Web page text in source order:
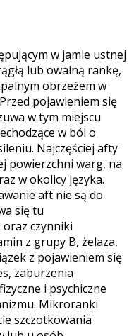
w jamie ustnej
lub owalną rankę,
obrzeżem w
pojawieniem się
w tym miejscu
w ból o
Najczęściej afty
powierzchni warg, na
w okolicy języka.
aft nie są do
się tu
czynniki
z grupy B, żelaza,
z pojawieniem się
zaburzenia
i psychiczne
Mikroranki
szczotkowania